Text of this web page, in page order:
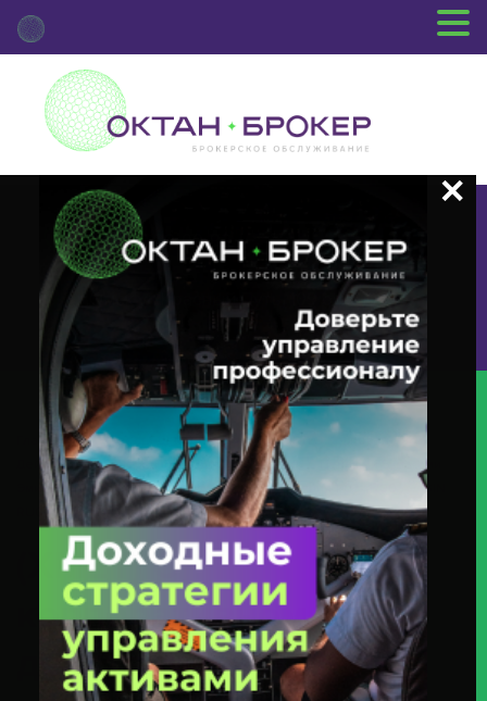
+7 (3812) 29-00-92
г.Омск ул.Красный Путь, 109 оф.510
Главная Новости Депозитария
(XMET) О Корпоративном
Действии «Внеочередное Общее Собрание» С Ценными Бумагами
Эмитента ПАО «М.видео» ИНН 7707602010 (акция 1-02-11700-A / ISIN
RU000A0JPGA0)
(XMET) О
корпоративном
действии